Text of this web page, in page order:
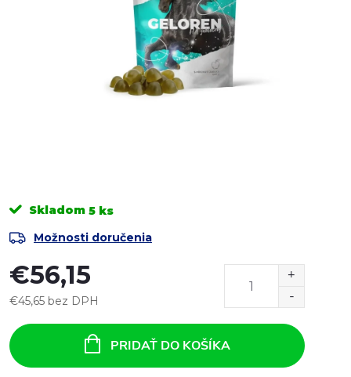
Skladom 5 ks
Možnosti doručenia
€56,15
€45,65 bez DPH
cena:
PRIDAŤ DO KOŠÍKA